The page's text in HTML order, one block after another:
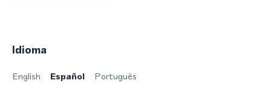
Idioma
English Español Português